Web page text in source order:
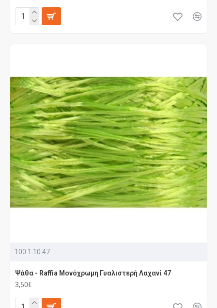
100.1.10.47
Ψάθα - Raffia Μονόχρωμη Γυαλιστερή Λαχανί 47
3,50€